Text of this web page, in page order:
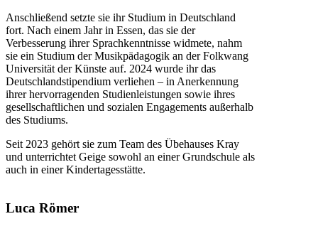
Anschließend setzte sie ihr Studium in Deutschland
fort. Nach einem Jahr in Essen, das sie der
Verbesserung ihrer Sprachkenntnisse widmete, nahm
sie ein Studium der Musikpädagogik an der Folkwang
Universität der Künste auf. 2024 wurde ihr das
Deutschlandstipendium verliehen – in Anerkennung
ihrer hervorragenden Studienleistungen sowie ihres
gesellschaftlichen und sozialen Engagements außerhalb
des Studiums.
Seit 2023 gehört sie zum Team des Übehauses Kray
und unterrichtet Geige sowohl an einer Grundschule als
auch in einer Kindertagesstätte.
Luca Römer